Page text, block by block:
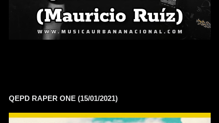
QEPD RAPER ONE (15/01/2021)